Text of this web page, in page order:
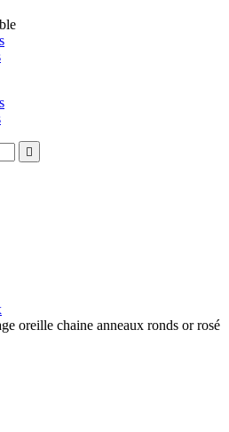

oreille chaine anneaux ronds or rosé